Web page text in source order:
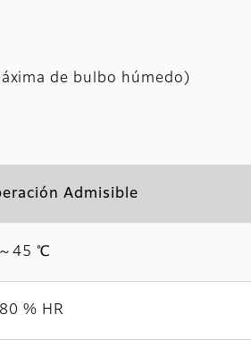
de bulbo húmedo)
Admisible
45 ℃
% HR